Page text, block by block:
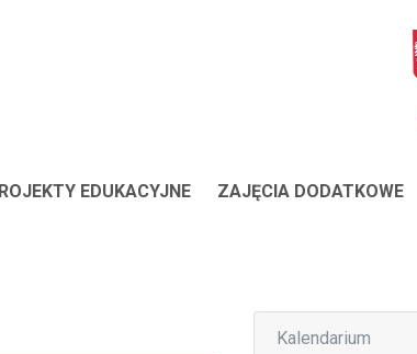
EDUKACYJNE ZAJĘCIA DODATKOWE
Kalendarium